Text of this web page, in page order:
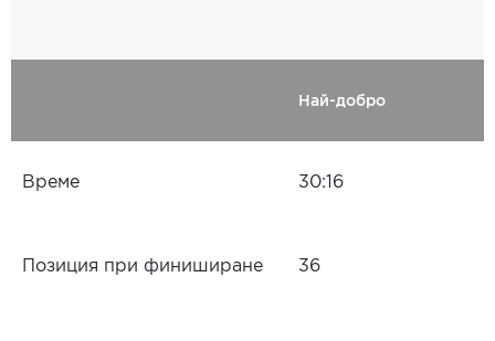
Най-добро
Време 30:16
Позиция при финиширане 36